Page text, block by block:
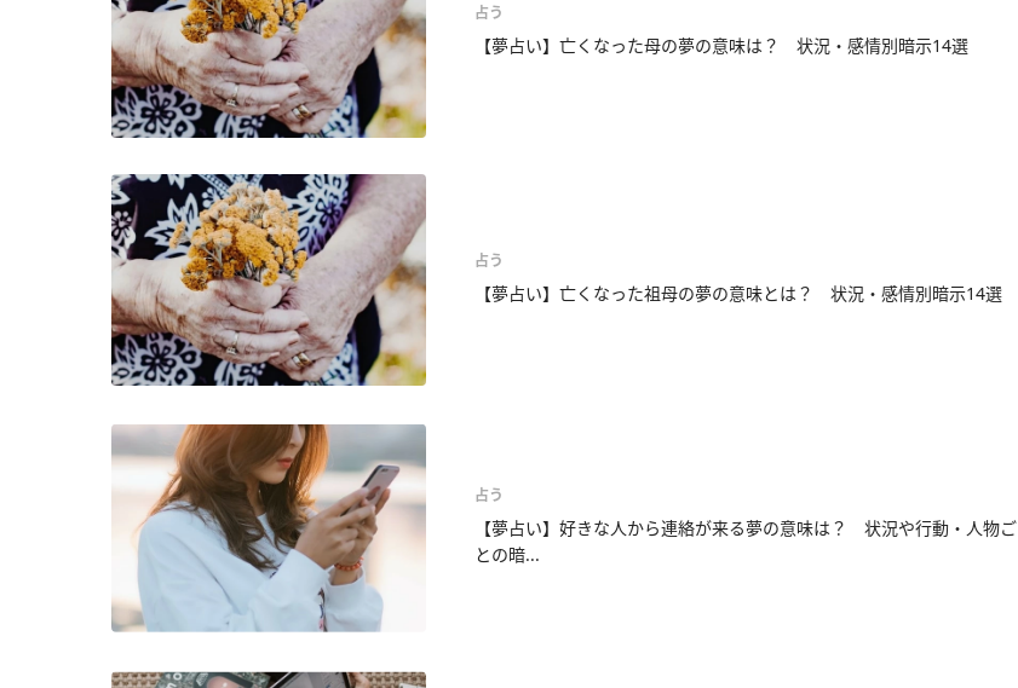
占う
【夢占い】亡くなった母の夢の意味は？ 状況・感情別暗示14選
占う
【夢占い】亡くなった祖母の夢の意味とは？ 状況・感情別暗示14選
占う
【夢占い】好きな人から連絡が来る夢の意味は？ 状況や行動・人物ご
との暗...